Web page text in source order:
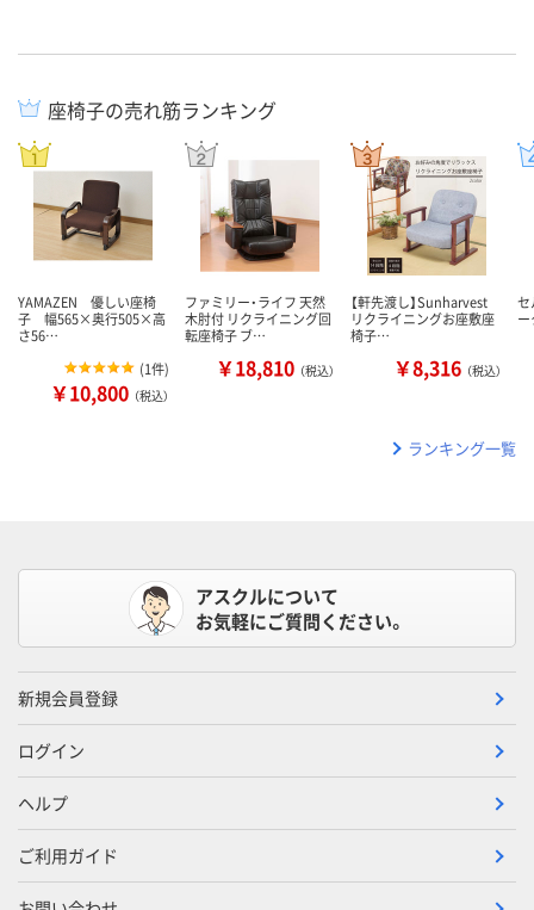
座椅子の売れ筋ランキング
YAMAZEN 優しい座椅
子 幅565×奥行505×高
さ56…
(1件)
￥10,800 （税込）
ファミリー・ライフ 天然
木肘付 リクライニング回
転座椅子 ブ…
￥18,810 （税込）
【軒先渡し】Sunharvest
リクライニングお座敷座
椅子…
￥8,316 （税込）
セ
ランキング一覧
アスクルについて
お気軽にご質問ください。
新規会員登録
ログイン
ヘルプ
ご利用ガイド